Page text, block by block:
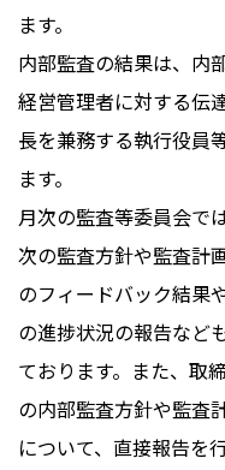
ます。
内部監査の結果は、内
経営管理者に対する伝
長を兼務する執行役員
ます。
月次の監査等委員会で
次の監査方針や監査計
のフィードバック結果
の進捗状況の報告など
ております。また、取
の内部監査方針や監査
について、直接報告を